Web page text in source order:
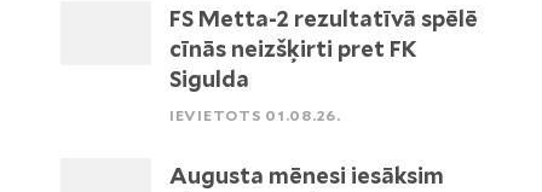
FS Metta-2 rezultatīvā spēlē
cīnās neizšķirti pret FK
Sigulda
IEVIETOTS 01.08.26.
Augusta mēnesi iesāksim